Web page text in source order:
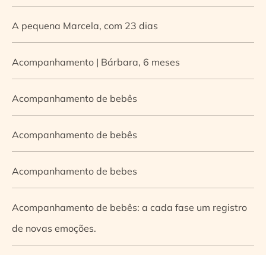
A pequena Marcela, com 23 dias
Acompanhamento | Bárbara, 6 meses
Acompanhamento de bebês
Acompanhamento de bebês
Acompanhamento de bebes
Acompanhamento de bebês: a cada fase um registro
de novas emoções.